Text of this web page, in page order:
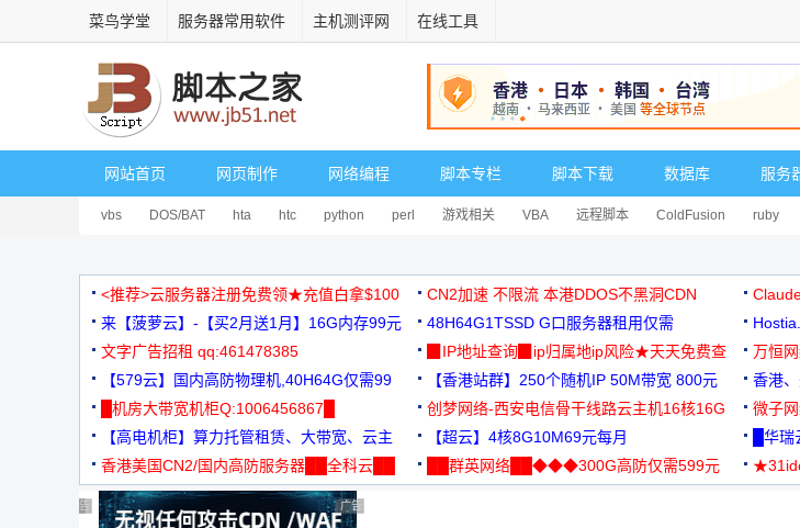
菜鸟学堂 服务器常用软件 主机测评网 在线工具
网站首页 网页制作 网络编程 脚本专栏 脚本下载 数据库 服务
vbs DOS/BAT hta htc python perl 游戏相关 VBA 远程脚本 ColdFusion ruby
<推荐>云服务器注册免费领★充值白拿$100 CN2加速 不限流 本港DDOS不黑洞CDN
来【菠萝云】-【买2月送1月】16G内存99元
48H64G1TSSD G口服务器租用仅需
3000+可免费测试
文字广告招租 qq:461478385
▉IP地址查询▉ip归属地ip风险★天天免费查
万恒
99元/
【579云】国内高防物理机,40H64G仅需99
元
【香港站群】250个随机IP 50M带宽 800元 香港
█机房大带宽机柜Q:1006456867█
创梦网络-西安电信骨干线路云主机16核16G
88元/月
微子
【高电机柜】算力托管租赁、大带宽、云主
机
【超云】4核8G10M69元每月 █华
香港美国CN2/国内高防服务器██全科云██
██群英网络██◆◆◆300G高防仅需599元
广告 商业广告，理性选择
广告 商业广告，理性选择
广告 商业广告，理性选择 广告 商业广告，理性选择